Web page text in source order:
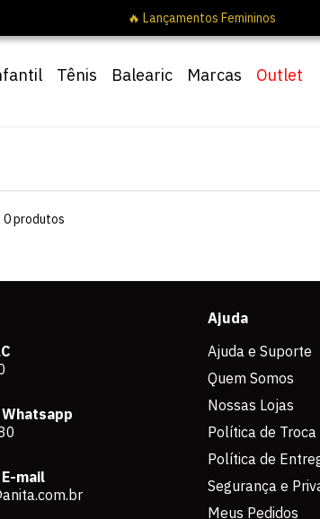
Tênis Balearic Marcas Outlet
🔥 Lançamentos Femininos
0produtos
mail
Ajuda
Ajuda e Suporte
Quem Somos
Nossas Lojas
Política de Troca
Política de
Segurança e
Meus Pedidos